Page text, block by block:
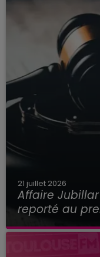
21 juillet 2026
Affaire
reporté au